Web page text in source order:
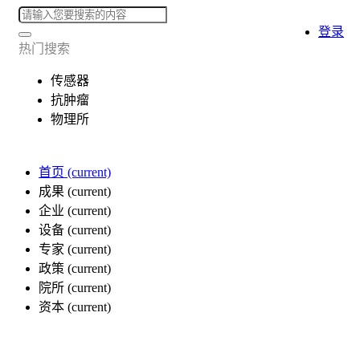
热门搜索
传感器
抗肿瘤
物理所
首页 (current)
成果 (current)
企业 (current)
设备 (current)
专家 (current)
政策 (current)
院所 (current)
资本 (current)
登录